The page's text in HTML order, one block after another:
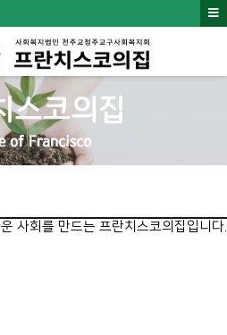
사회를 만드는 프란치스코의집입니다.